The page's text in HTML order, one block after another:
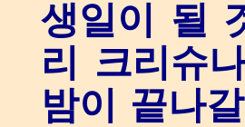
생일이 될
리 크리슈
밤이 끝나